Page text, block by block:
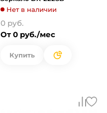
Нет в наличии
0 руб.
От 0 руб./мес
Купить